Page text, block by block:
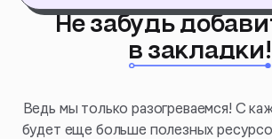
Не забудь
в закладки!
Ведь мы только разогреваемся! С
будет еще больше полезных